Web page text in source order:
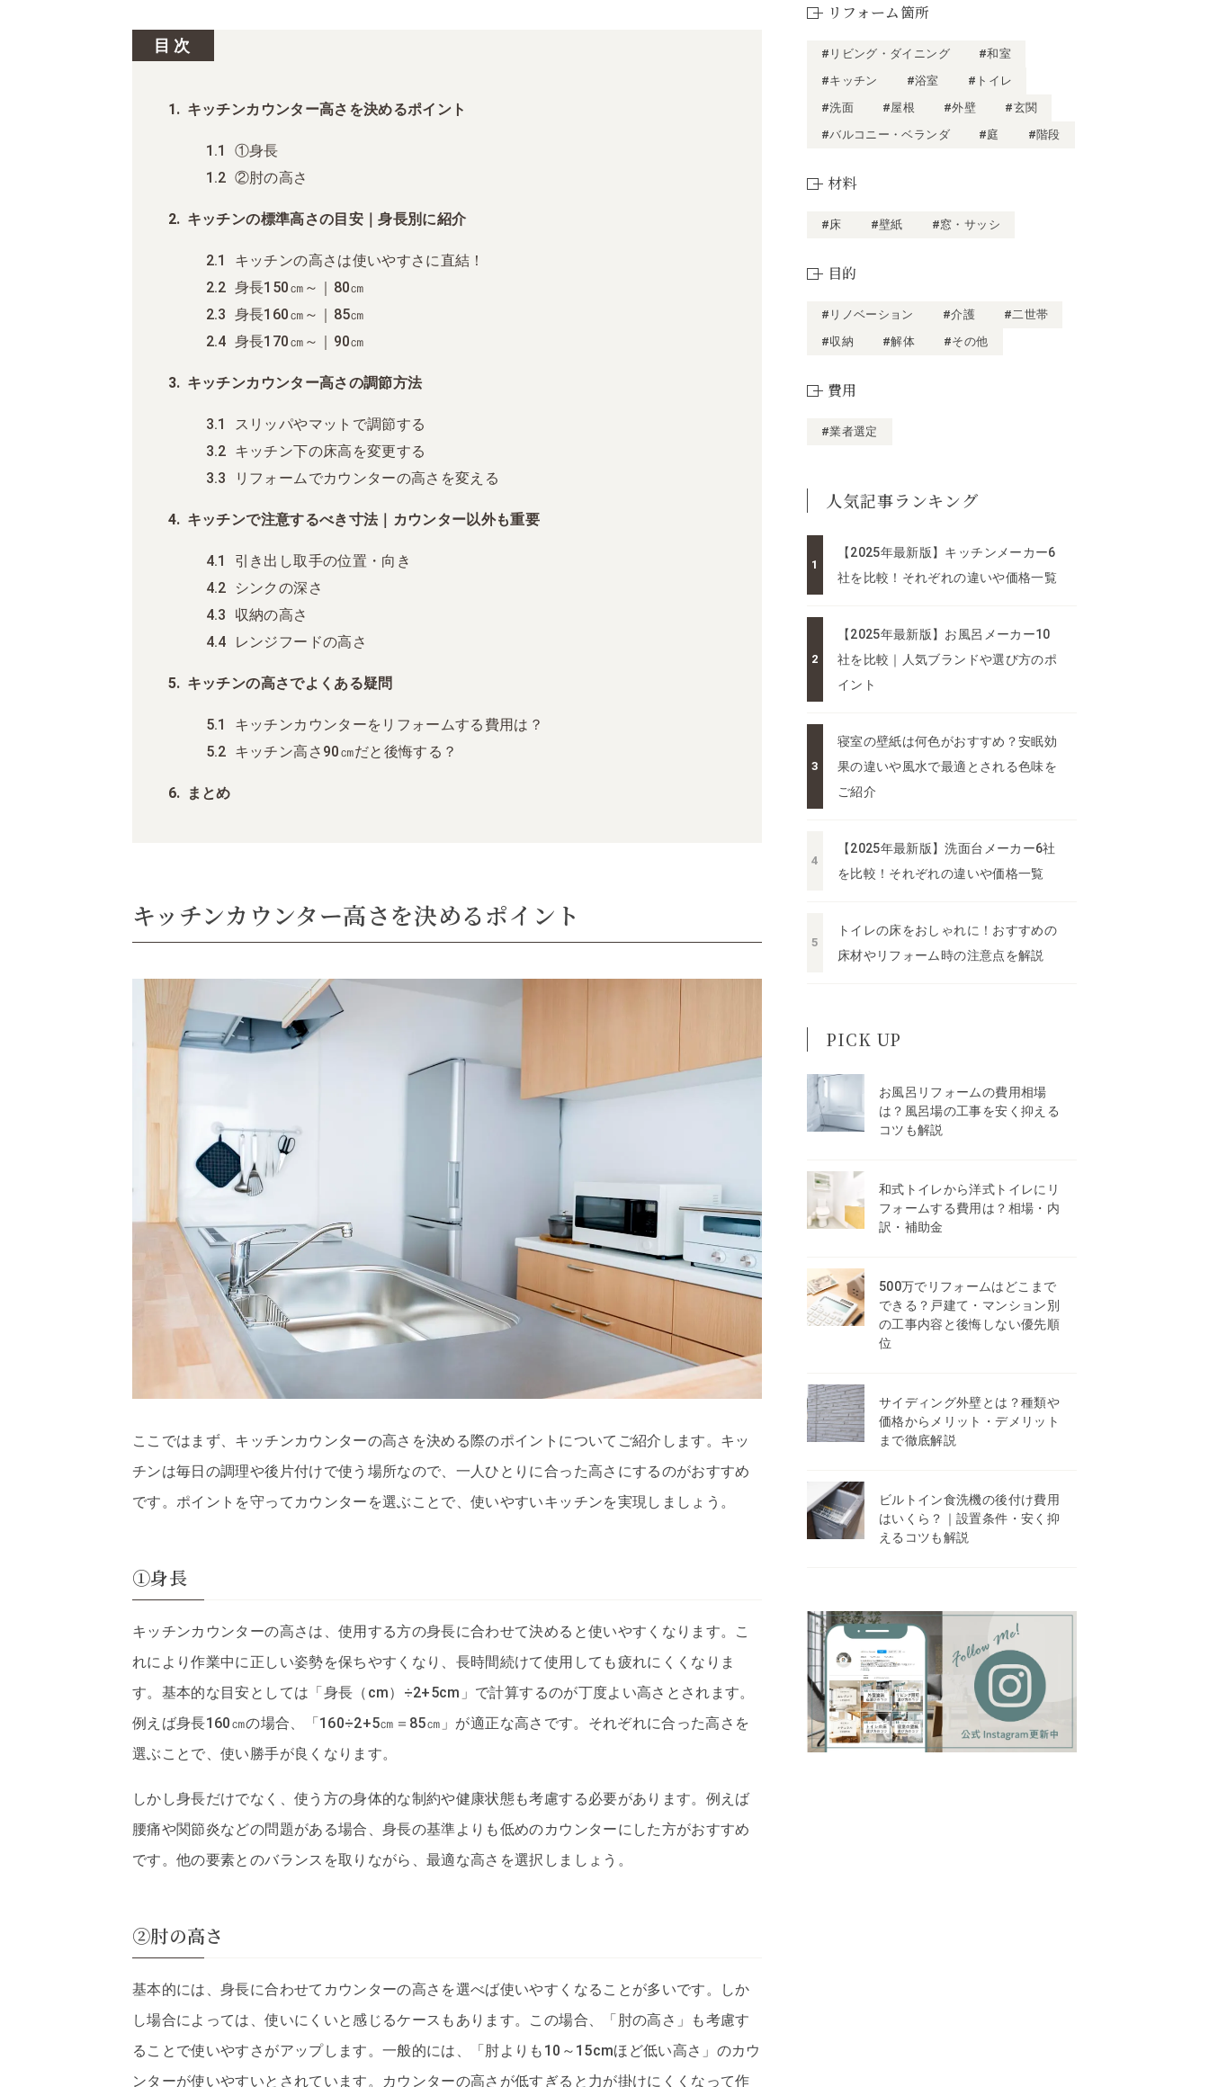
目次
キッチンカウンター高さを決めるポイント
①身長
②肘の高さ
キッチンの標準高さの目安｜身長別に紹介
キッチンの高さは使いやすさに直結！
身長150㎝～｜80㎝
身長160㎝～｜85㎝
身長170㎝～｜90㎝
キッチンカウンター高さの調節方法
スリッパやマットで調節する
キッチン下の床高を変更する
リフォームでカウンターの高さを変える
キッチンで注意するべき寸法｜カウンター以外も重要
引き出し取手の位置・向き
シンクの深さ
収納の高さ
レンジフードの高さ
キッチンの高さでよくある疑問
キッチンカウンターをリフォームする費用は？
キッチン高さ90㎝だと後悔する？
まとめ
キッチンカウンター高さを決めるポイント
ここではまず、キッチンカウンターの高さを決める際のポイントについてご紹介します。キッ
チンは毎日の調理や後片付けで使う場所なので、一人ひとりに合った高さにするのがおすすめ
です。ポイントを守ってカウンターを選ぶことで、使いやすいキッチンを実現しましょう。
①身長
キッチンカウンターの高さは、使用する方の身長に合わせて決めると使いやすくなります。こ
れにより作業中に正しい姿勢を保ちやすくなり、長時間続けて使用しても疲れにくくなりま
す。基本的な目安としては「身長（cm）÷2+5cm」で計算するのが丁度よい高さとされます。
例えば身長160㎝の場合、「160÷2+5㎝＝85㎝」が適正な高さです。それぞれに合った高さを
選ぶことで、使い勝手が良くなります。
しかし身長だけでなく、使う方の身体的な制約や健康状態も考慮する必要があります。例えば
腰痛や関節炎などの問題がある場合、身長の基準よりも低めのカウンターにした方がおすすめ
です。他の要素とのバランスを取りながら、最適な高さを選択しましょう。
②肘の高さ
基本的には、身長に合わせてカウンターの高さを選べば使いやすくなることが多いです。しか
し場合によっては、使いにくいと感じるケースもあります。この場合、「肘の高さ」も考慮す
ることで使いやすさがアップします。一般的には、「肘よりも10～15cmほど低い高さ」のカウ
ンターが使いやすいとされています。カウンターの高さが低すぎると力が掛けにくくなって作
リフォーム箇所
#リビング・ダイニング
#和室
#キッチン
#浴室
#トイレ
#洗面
#屋根 #外壁
#玄関
#バルコニー・ベランダ
#庭 #階段
材料
#床 #壁紙 #窓・サッシ
目的
#リノベーション #介護
#二世帯
#収納
#解体 #その他
費用
#業者選定
人気記事ランキング
【2025年最新版】キッチンメーカー6
社を比較！それぞれの違いや価格一覧
【2025年最新版】お風呂メーカー10
社を比較｜人気ブランドや選び方のポ
イント
寝室の壁紙は何色がおすすめ？安眠効
果の違いや風水で最適とされる色味を
ご紹介
【2025年最新版】洗面台メーカー6社
を比較！それぞれの違いや価格一覧
トイレの床をおしゃれに！おすすめの
床材やリフォーム時の注意点を解説
PICK UP
お風呂リフォームの費用相場
は？風呂場の工事を安く抑える
コツも解説
和式トイレから洋式トイレにリ
フォームする費用は？相場・内
訳・補助金
500万でリフォームはどこまで
できる？戸建て・マンション別
の工事内容と後悔しない優先順
位
サイディング外壁とは？種類や
価格からメリット・デメリット
まで徹底解説
ビルトイン食洗機の後付け費用
はいくら？｜設置条件・安く抑
えるコツも解説